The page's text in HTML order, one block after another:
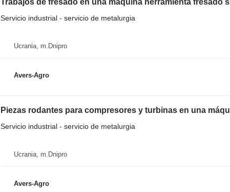
Servicio industrial - servicio de metalurgia
Ucrania, m.Dnipro
Avers-Agro
Piezas rodantes para compresores y turbinas en una
Servicio industrial - servicio de metalurgia
Ucrania, m.Dnipro
Avers-Agro